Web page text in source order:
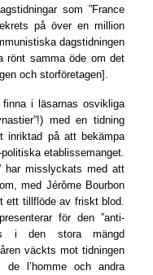
som ”France
på över en million
dagstidningen
rönt samma öde om det
och storföretagen].
i läsarnas osvikliga
med en tidning
inriktad på att bekämpa
etablissemanget.
har misslyckats med att
med Jérôme Bourbon
ett tillflöde av friskt blod.
för den ”anti-
i den stora mängd
väckts mot tidningen
l’homme och andra